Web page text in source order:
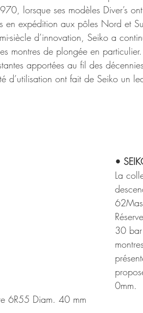
lorsque ses modèles Diver’s
en expédition aux pôles Nord et
siècle d’innovation, Seiko a
montres de plongée en particulier.
apportées au fil des
d’utilisation ont fait de Seiko un
•
La
30 bar
montres
0mm.
6R55 Diam. 40 mm